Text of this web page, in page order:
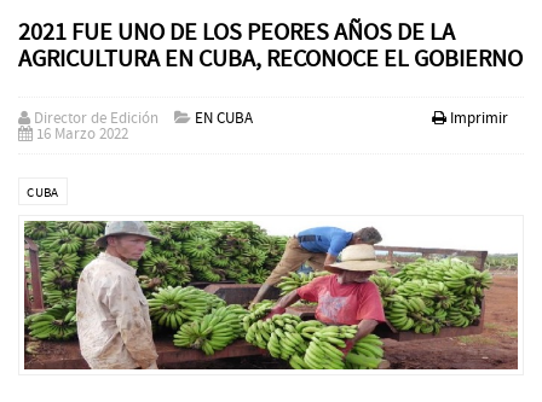
2021 FUE UNO DE LOS PEORES AÑOS DE LA
AGRICULTURA EN CUBA, RECONOCE EL GOBIERNO
Imprimir
Director de Edición EN CUBA
16 Marzo 2022
CUBA